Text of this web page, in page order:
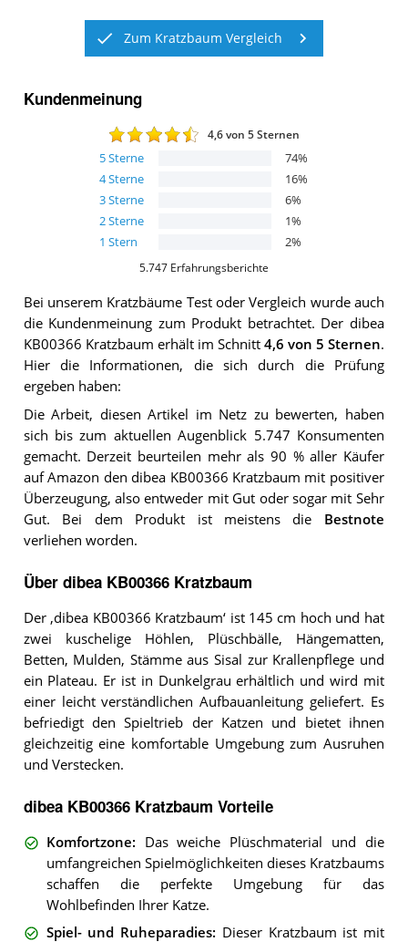
Zum Kratzbaum Vergleich
Kundenmeinung
4,6von 5 Sternen
5Sterne 74%
4Sterne 16%
3Sterne 6%
2Sterne 1%
1 Stern 2%
5.747 Erfahrungsberichte
Bei unserem Kratzbäume Test oder Vergleich wurde auch
die Kundenmeinung zum Produkt betrachtet. Der dibea
KB00366 Kratzbaum erhält im Schnitt 4,6 von 5 Sternen.
Hier die Informationen, die sich durch die Prüfung
ergeben haben:
Die Arbeit, diesen Artikel im Netz zu bewerten, haben
sich bis zum aktuellen Augenblick 5.747 Konsumenten
gemacht. Derzeit beurteilen mehr als 90 % aller Käufer
auf Amazon den dibea KB00366 Kratzbaum mit positiver
Überzeugung, also entweder mit Gut oder sogar mit Sehr
Gut. Bei dem Produkt ist meistens die Bestnote
verliehen worden.
Über dibea KB00366 Kratzbaum
Der ‚dibea KB00366 Kratzbaum‘ ist 145 cm hoch und hat
zwei kuschelige Höhlen, Plüschbälle, Hängematten,
Betten, Mulden, Stämme aus Sisal zur Krallenpflege und
ein Plateau. Er ist in Dunkelgrau erhältlich und wird mit
einer leicht verständlichen Aufbauanleitung geliefert. Es
befriedigt den Spieltrieb der Katzen und bietet ihnen
gleichzeitig eine komfortable Umgebung zum Ausruhen
und Verstecken.
dibea KB00366 Kratzbaum Vorteile
Komfortzone: Das weiche Plüschmaterial und die
umfangreichen Spielmöglichkeiten dieses Kratzbaums
schaffen die perfekte Umgebung für das
Wohlbefinden Ihrer Katze.
Spiel- und Ruheparadies: Dieser Kratzbaum ist mit